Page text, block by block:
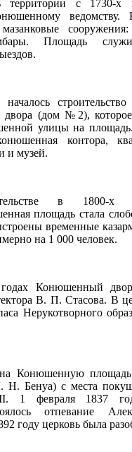
территории с 1730-х
Площадь
(дом №2),
улицы на площадь.
контора,
и музей.
в 1800-х
площадь стала
временные
на 1 000 человек.
Конюшенный двор
В. П. Стасова. В
Нерукотворного
Конюшенную площадь
Н. Бенуа) с места
II. 1 февраля 1837
отпевание
году церковь была